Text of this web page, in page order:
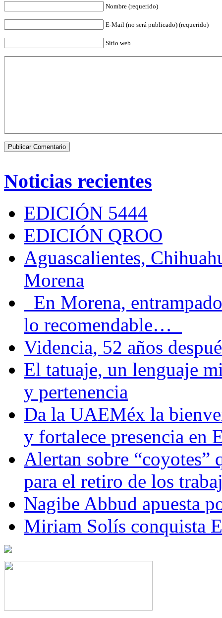
Nombre (requerido)
E-Mail (no será publicado) (requerido)
Sitio web
Noticias recientes
EDICIÓN 5444
EDICIÓN QROO
Aguascalientes,
Morena
En Morena,
lo recomendable…
Videncia, 52 años
El tatuaje, un lenguaje
y pertenencia
Da la UAEMéx la
y fortalece presencia en
Alertan sobre “coyotes”
para el retiro de los
Nagibe Abbud apuesta
Miriam Solís conquista